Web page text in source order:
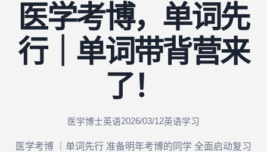
医学考博，单词先
行｜单词带背营来
了！
医学博士英语2026/03/12英语学习
医学考博 ｜单词先行 准备明年考博的同学 全面启动复习